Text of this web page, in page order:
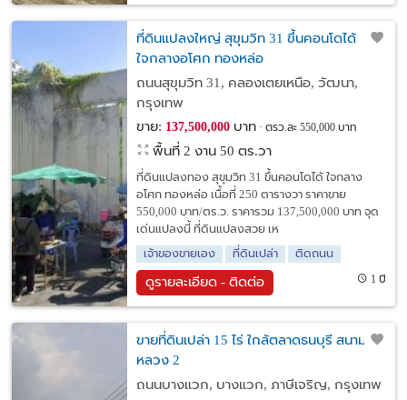
ที่ดินแปลงใหญ่ สุขุมวิท 31 ขึ้นคอนโดได้
ใจกลางอโศก ทองหล่อ
ถนนสุขุมวิท 31, คลองเตยเหนือ, วัฒนา,
กรุงเทพ
ขาย: 137,500,000บาท ตรว.ละ 550,000 บาท
พื้นที่ 2 งาน 50 ตร.วา
ที่ดินแปลงทอง สุขุมวิท 31 ขึ้นคอนโดได้ ใจกลาง
อโศก ทองหล่อ เนื้อที่ 250 ตารางวา ราคาขาย
550,000 บาท/ตร.ว. ราคารวม 137,500,000 บาท จุด
เด่นแปลงนี้ ที่ดินแปลงสวย เห
เจ้าของขายเอง
ที่ดินเปล่า ติดถนน
ดูรายละเอียด - ติดต่อ 1 ปี
ขายที่ดินเปล่า 15 ไร่ ใกล้ตลาดธนบุรี สนาม
หลวง 2
ถนนบางแวก, บางแวก, ภาษีเจริญ, กรุงเทพ